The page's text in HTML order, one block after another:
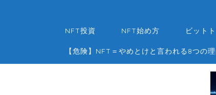
NFT投資 NFT始め方 ビット
【危険】NFT＝やめとけと言われる8つの